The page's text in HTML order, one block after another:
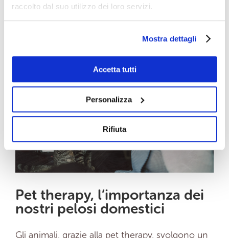
raccolto dal suo utilizzo dei loro servizi.
Mostra dettagli
Accetta tutti
Personalizza
Rifiuta
casa e ha scoperto cosa significhi essere
circondato da amore e da [...]
Pet therapy, l’importanza dei
nostri pelosi domestici
Gli animali, grazie alla pet therapy, svolgono un